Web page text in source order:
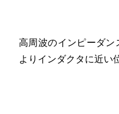
高周波のインピーダン
よりインダクタに近い